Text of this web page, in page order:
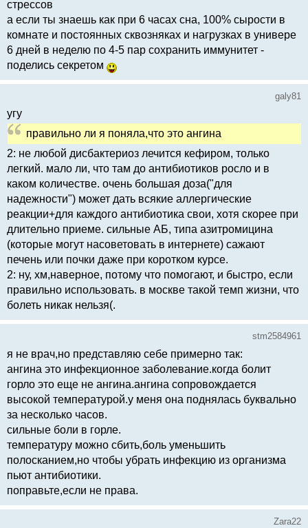
стрессов
а если ты знаешь как при 6 часах сна, 100% сырости в
комнате и постоянных сквозняках и нагрузках в универе
6 дней в неделю по 4-5 пар сохранить иммунитет -
поделись секретом
galy81
угу
правильно ли я поняла,что это ангина
2: не любой дисбактериоз лечится кефиром, только
легкий. мало ли, что там до антибиотиков росло и в
каком количестве. очень большая доза("для
надежности") может дать всякие аллергические
реакции+для каждого антибиотика свои, хотя скорее при
длительно приеме. сильные АБ, типа азитромицина
(которые могут насоветовать в интернете) сажают
печень или почки даже при коротком курсе.
2: ну, хм,наверное, потому что помогают, и быстро, если
правильно использовать. в москве такой темп жизни, что
болеть никак нельзя(.
stm2584961
я не врач,но представляю себе примерно так:
ангина это инфекционное заболевание.когда болит
горло это еще не ангина.ангина сопровождается
высокой температурой.у меня она поднялась буквально
за несколько часов.
сильные боли в горле.
температуру можно сбить,боль уменьшить
полосканием,но чтобы убрать инфекцию из организма
пьют антибиотики.
поправьте,если не права.
Zara22